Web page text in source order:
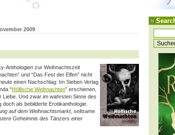
2009
Anthologien zur Weihnachtszeit
und “Das Fest der Elfen” nicht
einen Nachschlag: Im Sieben Verlag
“Höllische Weihnachten” erschienen,
Liebe. Und zwar im wahrsten Sinne des
als bebilderte Erotikanthologie.
auf dem Weihnachtsmarkt, seltsame
Geheimnis des Tänzers einer